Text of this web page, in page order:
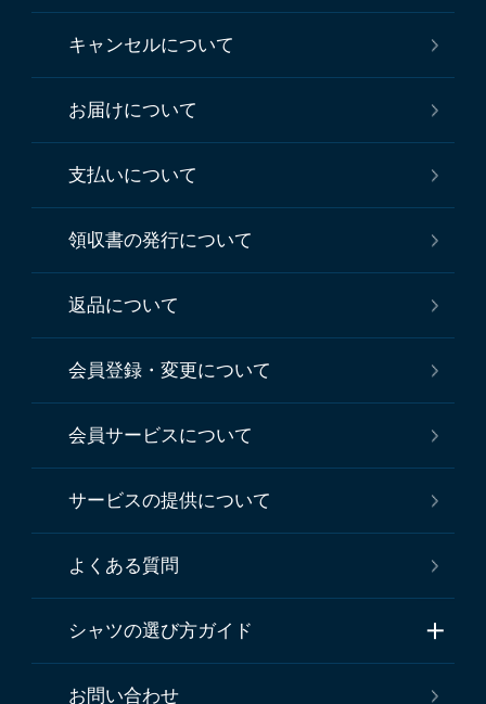
キャンセルについて
お届けについて
支払いについて
領収書の発行について
返品について
会員登録・変更について
会員サービスについて
サービスの提供について
よくある質問
シャツの選び方ガイド
お問い合わせ